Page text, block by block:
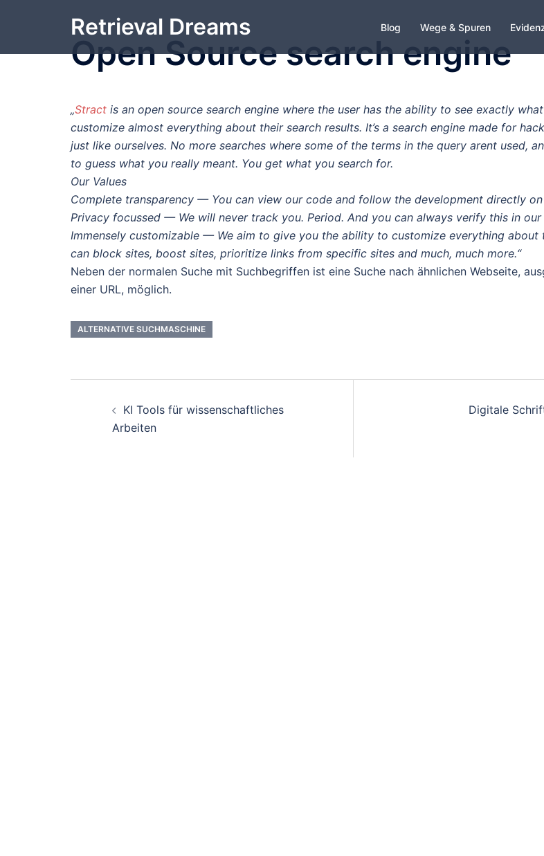
Retrieval Dreams Blog Wege & Spuren
Open Source search engine
„Stract is an open source search engine where the user has the ability to see exactly
customize almost everything about their search results. It’s a search engine made for
just like ourselves. No more searches where some of the terms in the query arent used,
to guess what you really meant. You get what you search for.
Our Values
Complete transparency — You can view our code and follow the development directly
Privacy focussed — We will never track you. Period. And you can always verify this in our
Immensely customizable — We aim to give you the ability to customize everything about
can block sites, boost sites, prioritize links from specific sites and much, much more.“
Neben der normalen Suche mit Suchbegriffen ist eine Suche nach ähnlichen Webseite,
einer URL, möglich.
ALTERNATIVE SUCHMASCHINE
Beitrags-
Navigation
KI Tools für wissenschaftliches
Arbeiten
Digitale